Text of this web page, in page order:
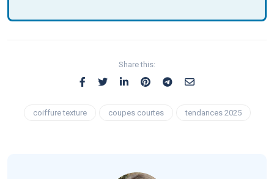
Share this:
coiffure texture coupes courtes tendances 2025